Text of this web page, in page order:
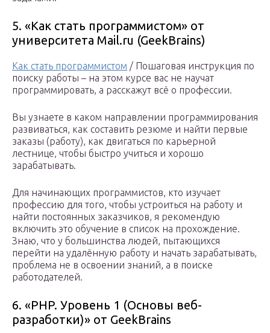
5. «Как стать программистом» от
университета Mail.ru (GeekBrains)
Как стать программистом / Пошаговая инструкция по
поиску работы – на этом курсе вас не научат
программировать, а расскажут всё о профессии.
Вы узнаете в каком направлении программирования
развиваться, как составить резюме и найти первые
заказы (работу), как двигаться по карьерной
лестнице, чтобы быстро учиться и хорошо
зарабатывать.
Для начинающих программистов, кто изучает
профессию для того, чтобы устроиться на работу и
найти постоянных заказчиков, я рекомендую
включить это обучение в список на прохождение.
Знаю, что у большинства людей, пытающихся
перейти на удалённую работу и начать зарабатывать,
проблема не в освоении знаний, а в поиске
работодателей.
6. «PHP. Уровень 1 (Основы веб-
разработки)» от GeekBrains